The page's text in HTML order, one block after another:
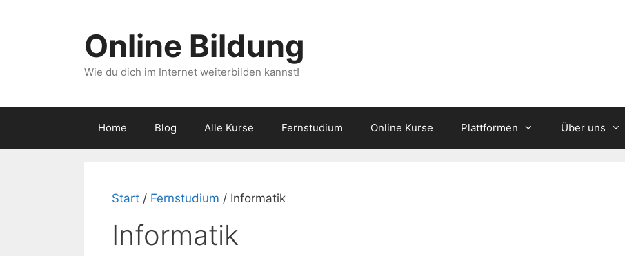
Online Bildung
Wie du dich im Internet weiterbilden kannst!
Home Blog Alle Kurse Fernstudium Online Kurse Plattformen Über uns
Start / Fernstudium / Informatik
Informatik